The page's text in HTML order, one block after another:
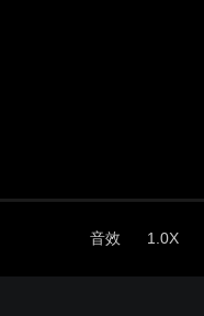
音效 1.0X